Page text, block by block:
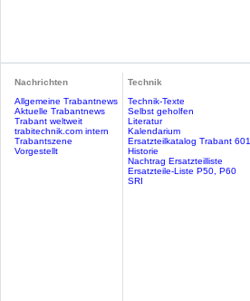
Nachrichten
Allgemeine Trabantnews
Aktuelle Trabantnews
Trabant weltweit
trabitechnik.com intern
Trabantszene
Vorgestellt
Technik
Technik-Texte
Selbst geholfen
Literatur
Kalendarium
Ersatzteilkatalog Trabant 601
Historie
Nachtrag Ersatzteilliste
Ersatzteile-Liste P50, P60
SRI